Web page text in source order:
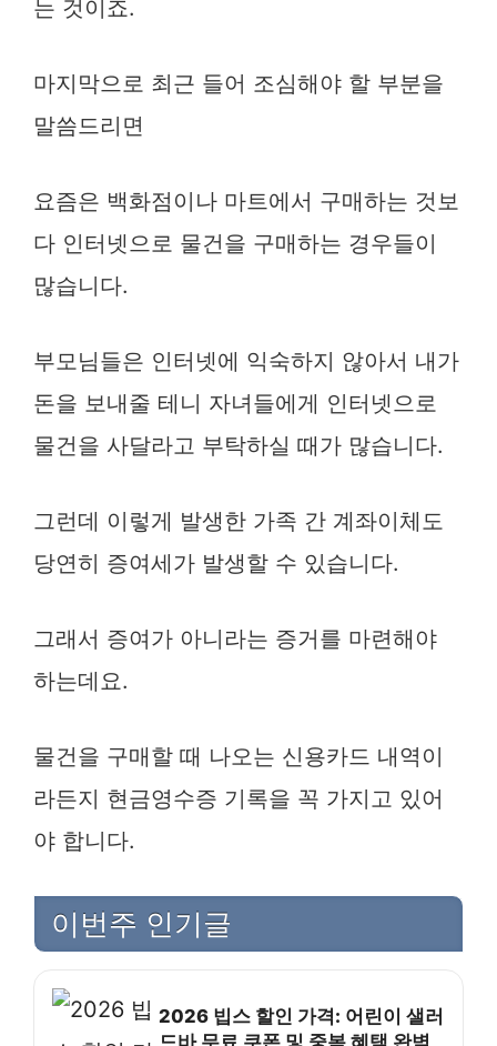
는 것이죠.
마지막으로 최근 들어 조심해야 할 부분을
말씀드리면
요즘은 백화점이나 마트에서 구매하는 것보
다 인터넷으로 물건을 구매하는 경우들이
많습니다.
부모님들은 인터넷에 익숙하지 않아서 내가
돈을 보내줄 테니 자녀들에게 인터넷으로
물건을 사달라고 부탁하실 때가 많습니다.
그런데 이렇게 발생한 가족 간 계좌이체도
당연히 증여세가 발생할 수 있습니다.
그래서 증여가 아니라는 증거를 마련해야
하는데요.
물건을 구매할 때 나오는 신용카드 내역이
라든지 현금영수증 기록을 꼭 가지고 있어
야 합니다.
이번주 인기글
2026 빕스 할인 가격: 어린이 샐러
드바 무료 쿠폰 및 중복 혜택 완벽